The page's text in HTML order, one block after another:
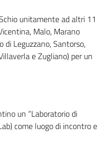
unitamente ad altri 11
Malo, Marano
di Leguzzano, Santorso,
e Zugliano) per un
un “Laboratorio di
come luogo di incontro e